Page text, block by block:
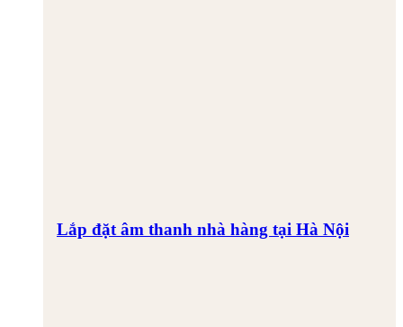
Lắp đặt âm thanh nhà hàng tại Hà Nội